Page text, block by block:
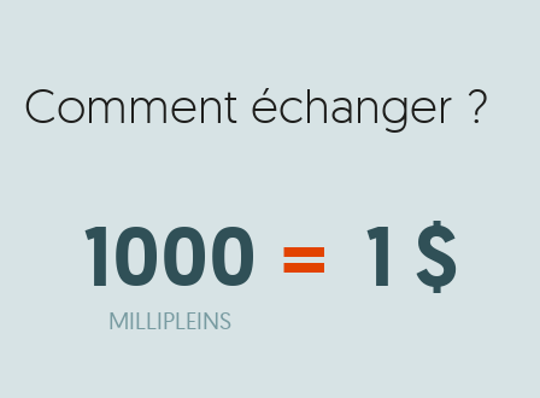
Comment échanger ?
1000
MILLIPLEINS
= 1 $